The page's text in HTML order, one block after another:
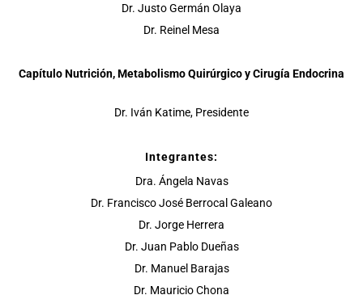
Dr. Justo Germán Olaya
Dr. Reinel Mesa
Capítulo Nutrición, Metabolismo Quirúrgico y Cirugía Endocrina
Dr. Iván Katime, Presidente
Integrantes:
Dra. Ángela Navas
Dr. Francisco José Berrocal Galeano
Dr. Jorge Herrera
Dr. Juan Pablo Dueñas
Dr. Manuel Barajas
Dr. Mauricio Chona